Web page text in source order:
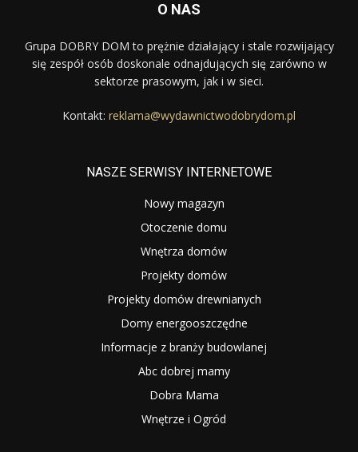
O NAS
Grupa DOBRY DOM to prężnie działający i stale rozwijający
się zespół osób doskonale odnajdujących się zarówno w
sektorze prasowym, jak i w sieci.
Kontakt: reklama@wydawnictwodobrydom.pl
NASZE SERWISY INTERNETOWE
Nowy magazyn
Otoczenie domu
Wnętrza domów
Projekty domów
Projekty domów drewnianych
Domy energooszczędne
Informacje z branży budowlanej
Abc dobrej mamy
Dobra Mama
Wnętrze i Ogród